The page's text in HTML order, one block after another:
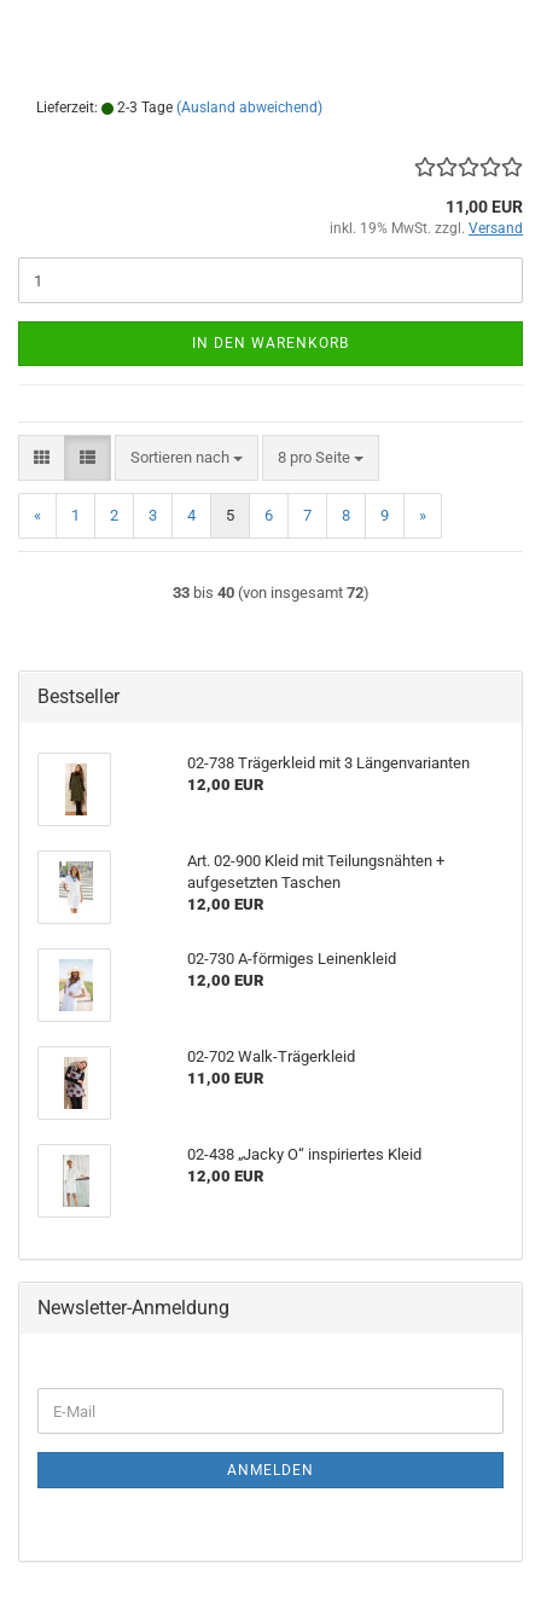
Lieferzeit: 2-3 Tage (Ausland abweichend)
11,00 EUR
inkl. 19% MwSt. zzgl. Versand
IN DEN WARENKORB
Sortieren nach
Sortieren nach 8 pro Seite
pro Seite
« 1 2 3 4 5 6 7 8 9 »
33bis 40(von insgesamt 72)
Bestseller
02-738 Trägerkleid mit 3 Längenvarianten
12,00 EUR
Art. 02-900 Kleid mit Teilungsnähten +
aufgesetzten Taschen
12,00 EUR
02-730 A-förmiges Leinenkleid
12,00 EUR
02-702 Walk-Trägerkleid
11,00 EUR
02-438 „Jacky O“ inspiriertes Kleid
12,00 EUR
Newsletter-Anmeldung
ZUR
E-
Mail
ANMELDEN